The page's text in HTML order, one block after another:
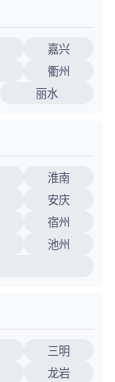
嘉兴
衢州
丽水
淮南
安庆
宿州
池州
三明
龙岩